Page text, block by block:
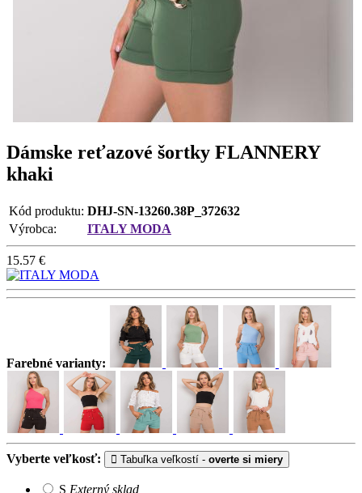
Dámske reťazové šortky FLANNERY
khaki
Kód produktu: DHJ-SN-13260.38P_372632
Výrobca:
ITALY MODA
15.57 €
Farebné varianty:
Vyberte veľkosť: Tabuľka veľkostí - overte si miery
S Externý sklad